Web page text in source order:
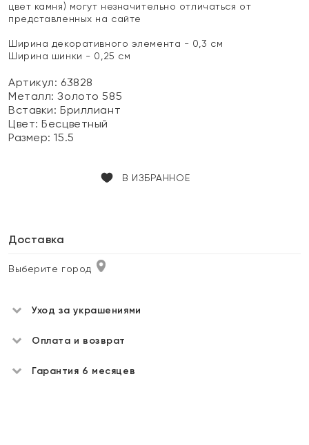
цвет камня) могут незначительно отличаться от
представленных на сайте
Ширина декоративного элемента - 0,3 см
Ширина шинки - 0,25 см
Артикул: 63828
Металл:Золото 585
Вставки:Бриллиант
Цвет:Бесцветный
Размер:15.5
В ИЗБРАННОЕ
Доставка
Выберите город
Уход за украшениями
Оплата и возврат
Гарантия 6 месяцев